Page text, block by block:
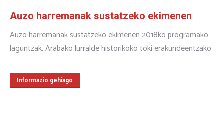
Auzo harremanak sustatzeko ekimenen
Auzo harremanak sustatzeko ekimenen 2018ko programako
laguntzak, Arabako lurralde historikoko toki erakundeentzako
Informazio gehiago